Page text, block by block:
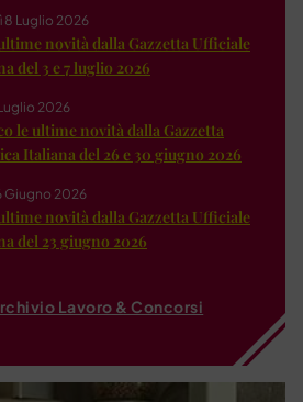
8 Luglio 2026
novità dalla Gazzetta Ufficiale
del 3 e 7 luglio 2026
2026
le ultime novità dalla Gazzetta
Italiana del 26 e 30 giugno 2026
Giugno 2026
novità dalla Gazzetta Ufficiale
del 23 giugno 2026
Lavoro & Concorsi